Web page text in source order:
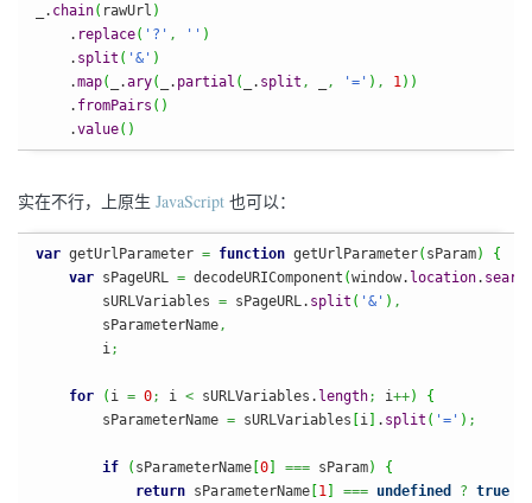
_. chain( rawUrl )
    .
replace( '?' , '' )
    .
split ( '&' )
    .
map( _.ary( _. partial ( _. split , , '=' ) , 1 ) )
    .
fromPairs ( )
    .
value( )
实在不行，上原生 JavaScript 也可以：
var getUrlParameter = function getUrlParameter( sParam)
{
var sPageURL = decodeURIComponent (window. location.
        sURLVariables
= sPageURL. split ( '&' ) ,
        sParameterName
,
        i
;
for ( i = 0; i < sURLVariables. length; i++)
{
        sParameterName
= sURLVariables [i ] . split ( '=' ) ;
if ( sParameterName [0] === sParam)
{
return sParameterName [1 ] === undefined ? true